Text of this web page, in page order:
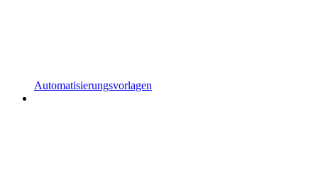
Automatisierungsvorlagen